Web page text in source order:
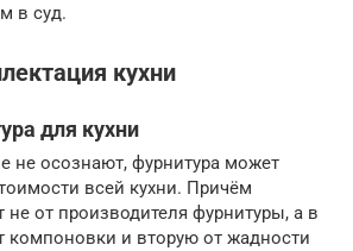
в суд.
кухни
для кухни
не осознают, фурнитура может
всей кухни. Причём
не от производителя фурнитуры, а в
компоновки и вторую от жадности